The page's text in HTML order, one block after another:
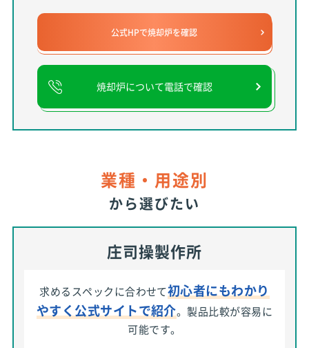
公式HPで焼却炉を確認
焼却炉について電話で確認
業種・用途別
から選びたい
庄司操製作所
求めるスペックに合わせて初心者にもわかり
やすく公式サイトで紹介。製品比較が容易に
可能です。